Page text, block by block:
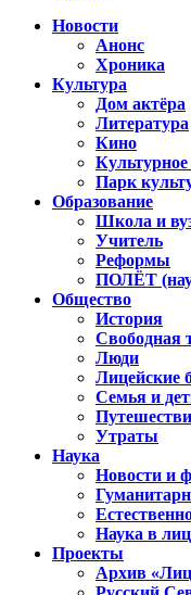
Новости
Анонс
Хроника
Культура
Дом актёра
Литература
Кино
Культурное
Парк
Образование
Школа и
Учитель
Реформы
ПОЛЁТ
Общество
История
Свободная
Люди
Лицейские
Семья и
Утраты
Наука
Новости и
Наука в
Проекты
Архив